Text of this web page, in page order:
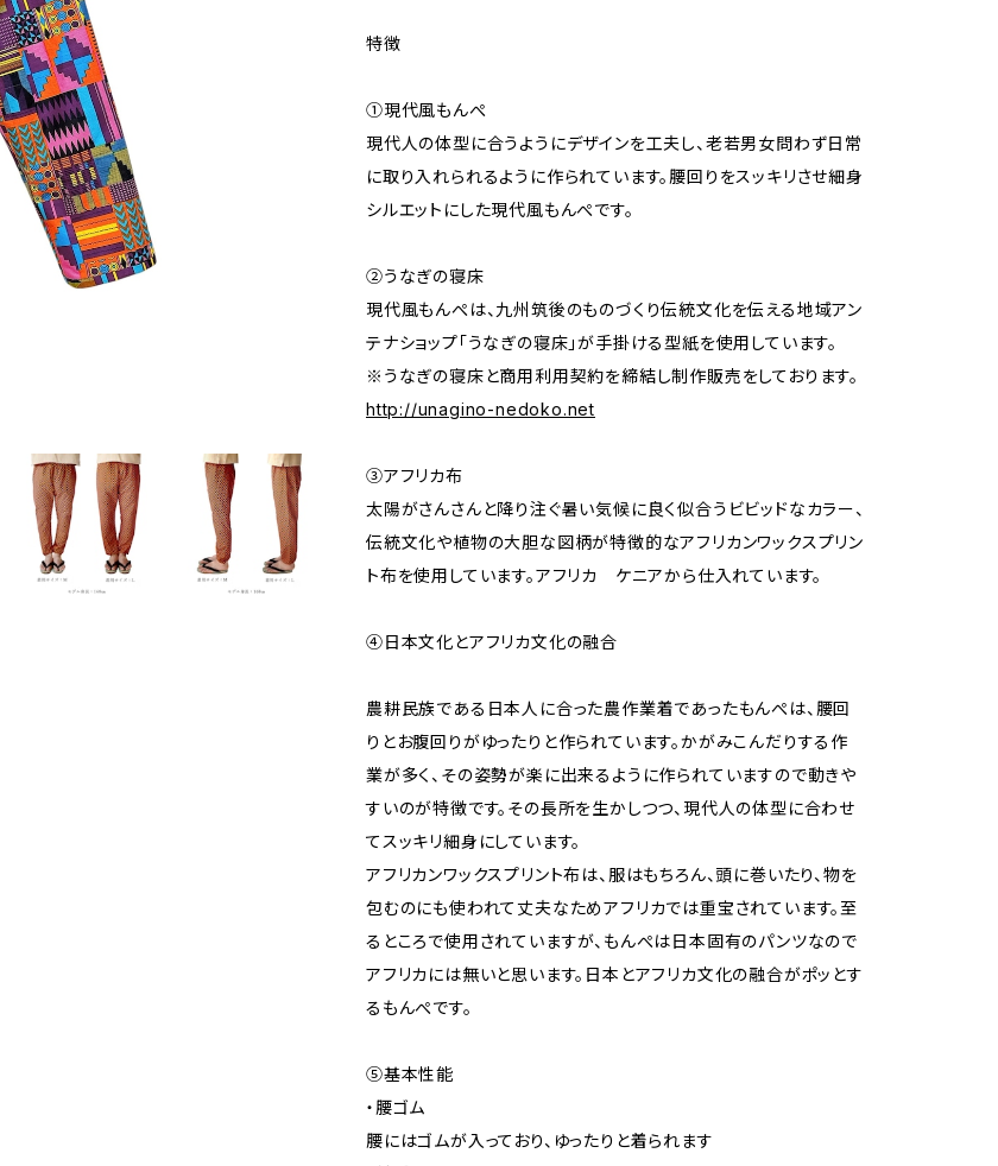
特徴
①現代風もんぺ
現代人の体型に合うようにデザインを工夫し、老若男女問わず日常
に取り入れられるように作られています。腰回りをスッキリさせ細身
シルエットにした現代風もんぺです。
②うなぎの寝床
現代風もんぺは、九州筑後のものづくり伝統文化を伝える地域アン
テナショップ「うなぎの寝床」が手掛ける型紙を使用しています。
※うなぎの寝床と商用利用契約を締結し制作販売をしております。
http://unagino-nedoko.net
③アフリカ布
太陽がさんさんと降り注ぐ暑い気候に良く似合うビビッドなカラー、
伝統文化や植物の大胆な図柄が特徴的なアフリカンワックスプリン
ト布を使用しています。アフリカ ケニアから仕入れています。
④日本文化とアフリカ文化の融合
農耕民族である日本人に合った農作業着であったもんぺは、腰回
りとお腹回りがゆったりと作られています。かがみこんだりする作
業が多く、その姿勢が楽に出来るように作られていますので動きや
すいのが特徴です。その長所を生かしつつ、現代人の体型に合わせ
てスッキリ細身にしています。
アフリカンワックスプリント布は、服はもちろん、頭に巻いたり、物を
包むのにも使われて丈夫なためアフリカでは重宝されています。至
るところで使用されていますが、もんぺは日本固有のパンツなので
アフリカには無いと思います。日本とアフリカ文化の融合がポッとす
るもんぺです。
⑤基本性能
・腰ゴム
腰にはゴムが入っており、ゆったりと着られます